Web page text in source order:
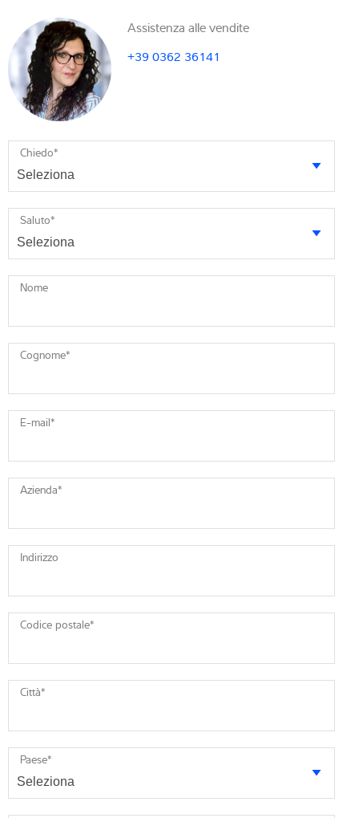
Assistenza alle vendite
+39 0362 36141
Chiedo*
Saluto*
Nome
Cognome*
E-mail*
Azienda*
Indirizzo
Codice postale*
Città*
Paese*